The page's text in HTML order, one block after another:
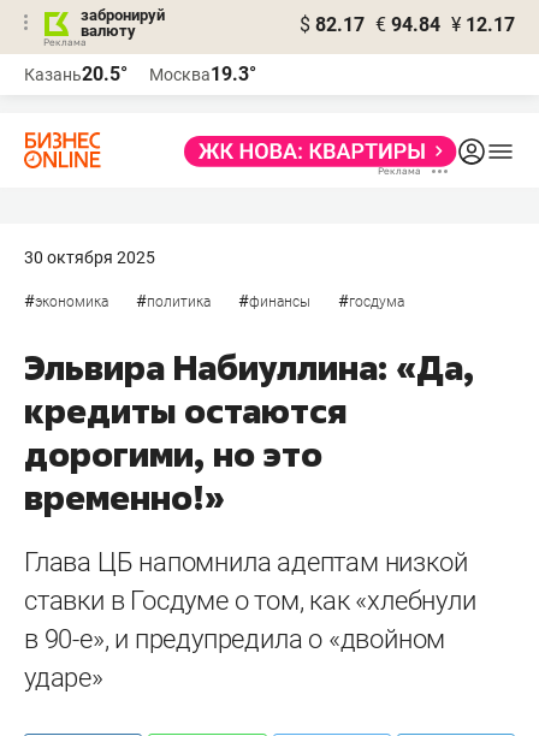
забронируй
валюту
$ 82.17 € 94.84 ¥ 12.17
Казань20.5° Москва19.3°
30 октября 2025
#экономика #политика #финансы #госдума
Эльвира Набиуллина: «Да,
кредиты остаются
дорогими, но это
временно!»
Глава ЦБ напомнила адептам низкой
ставки в Госдуме о том, как «хлебнули
в 90-е», и предупредила о «двойном
ударе»